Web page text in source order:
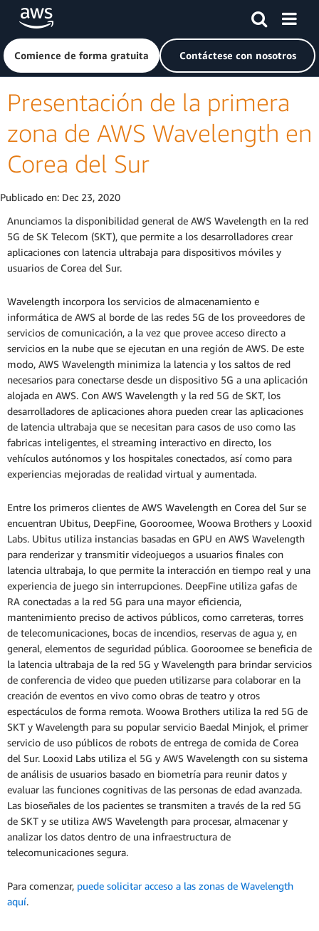
Saltar al contenido principal
Haga clic aquí para volver a la página de inicio de Amazon
Comience de forma gratuita Contáctese con nosotros
Presentación de la primera
zona de AWS Wavelength en
Corea del Sur
Publicado en: Dec 23, 2020
Anunciamos la disponibilidad general de AWS Wavelength en la red
5G de SK Telecom (SKT), que permite a los desarrolladores crear
aplicaciones con latencia ultrabaja para dispositivos móviles y
usuarios de Corea del Sur.
Wavelength incorpora los servicios de almacenamiento e
informática de AWS al borde de las redes 5G de los proveedores de
servicios de comunicación, a la vez que provee acceso directo a
servicios en la nube que se ejecutan en una región de AWS. De este
modo, AWS Wavelength minimiza la latencia y los saltos de red
necesarios para conectarse desde un dispositivo 5G a una aplicación
alojada en AWS. Con AWS Wavelength y la red 5G de SKT, los
desarrolladores de aplicaciones ahora pueden crear las aplicaciones
de latencia ultrabaja que se necesitan para casos de uso como las
fabricas inteligentes, el streaming interactivo en directo, los
vehículos autónomos y los hospitales conectados, así como para
experiencias mejoradas de realidad virtual y aumentada.
Entre los primeros clientes de AWS Wavelength en Corea del Sur se
encuentran Ubitus, DeepFine, Gooroomee, Woowa Brothers y Looxid
Labs. Ubitus utiliza instancias basadas en GPU en AWS Wavelength
para renderizar y transmitir videojuegos a usuarios finales con
latencia ultrabaja, lo que permite la interacción en tiempo real y una
experiencia de juego sin interrupciones. DeepFine utiliza gafas de
RA conectadas a la red 5G para una mayor eficiencia,
mantenimiento preciso de activos públicos, como carreteras, torres
de telecomunicaciones, bocas de incendios, reservas de agua y, en
general, elementos de seguridad pública. Gooroomee se beneficia de
la latencia ultrabaja de la red 5G y Wavelength para brindar servicios
de conferencia de video que pueden utilizarse para colaborar en la
creación de eventos en vivo como obras de teatro y otros
espectáculos de forma remota. Woowa Brothers utiliza la red 5G de
SKT y Wavelength para su popular servicio Baedal Minjok, el primer
servicio de uso públicos de robots de entrega de comida de Corea
del Sur. Looxid Labs utiliza el 5G y AWS Wavelength con su sistema
de análisis de usuarios basado en biometría para reunir datos y
evaluar las funciones cognitivas de las personas de edad avanzada.
Las bioseñales de los pacientes se transmiten a través de la red 5G
de SKT y se utiliza AWS Wavelength para procesar, almacenar y
analizar los datos dentro de una infraestructura de
telecomunicaciones segura.
Para comenzar, puede solicitar acceso a las zonas de Wavelength
aquí.